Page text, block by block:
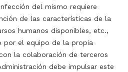
del mismo requiere
de las características de la
humanos disponibles, etc.,
por el equipo de la propia
la colaboración de terceros
debe impulsar este